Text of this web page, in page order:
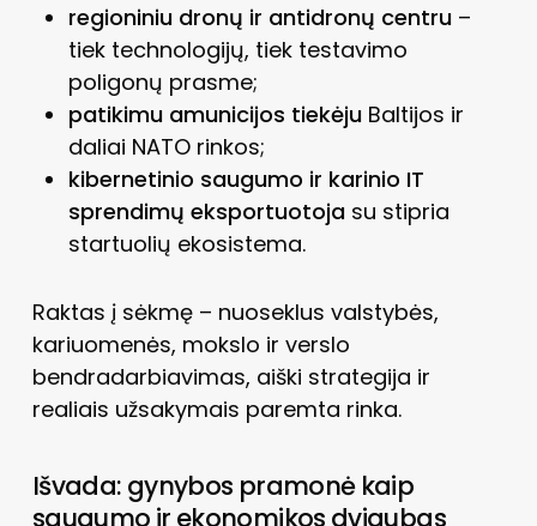
regioniniu dronų ir antidronų centru–
tiek technologijų, tiek testavimo
poligonų prasme;
patikimu amunicijos tiekėjuBaltijos ir
daliai NATO rinkos;
kibernetinio saugumo ir karinio IT
sprendimų eksportuotojasu stipria
startuolių ekosistema.
Raktas į sėkmę – nuoseklus valstybės,
kariuomenės, mokslo ir verslo
bendradarbiavimas, aiški strategija ir
realiais užsakymais paremta rinka.
Išvada: gynybos pramonė kaip
saugumo ir ekonomikos dvigubas